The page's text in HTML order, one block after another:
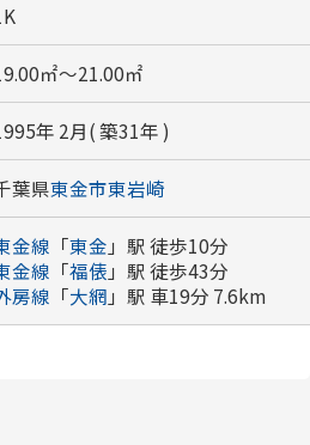
㎡～21.00㎡
年 2月( 築31年 )
葉県東金市東岩崎
金線 「東金 」駅 徒歩10分
金線 「福俵 」駅 徒歩43分
房線 「大網 」駅 車19分 7.6km